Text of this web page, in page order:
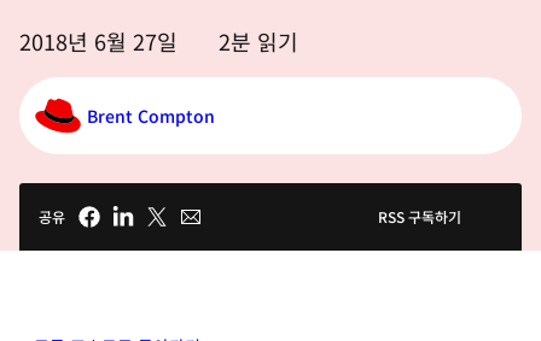
2018년 6월 27일 2분 읽기
Brent Compton
공유 RSS 구독하기